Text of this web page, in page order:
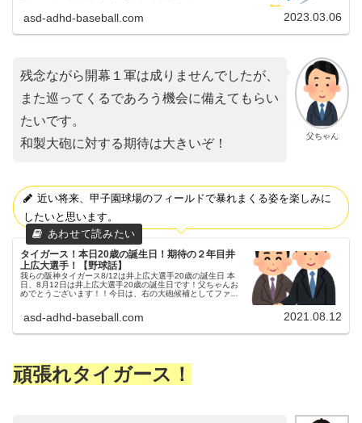
asd-adhd-baseball.com 2023.03.06
父ちゃん
残念ながら開幕１軍は成りませんでしたが、
また巡ってくるであろう機会に備えてもらい
たいです。
和製大砲に対する期待は大きいぞ！
近い将来、甲子園球場のフィールドで暴れまくる姿を楽しみに
したいと思います。
タイガース！本日20歳の誕生日！期待の２年目井
上広大選手！【野球話】
我らの阪神タイガース8/12は井上広大選手20歳の誕生日 本
日、8月12日は井上広大選手20歳の誕生日です！父ちゃんお
めでとうございます！！今日は、右の大砲候補としてファン
asd-adhd-baseball.com 2021.08.12
頑張れタイガース！